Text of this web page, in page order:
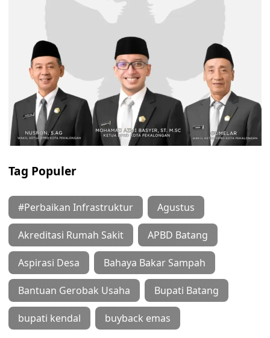
Tag Populer
#Perbaikan Infrastruktur Agustus
Akreditasi Rumah Sakit APBD Batang
Aspirasi Desa Bahaya Bakar Sampah
Bantuan Gerobak Usaha Bupati Batang
bupati kendal buyback emas